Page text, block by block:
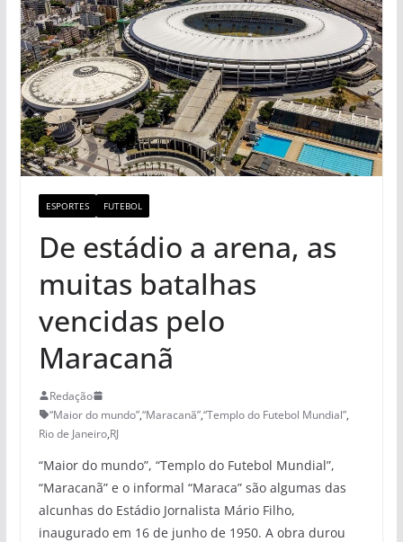
ESPORTES FUTEBOL
De estádio a arena, as
muitas batalhas
vencidas pelo
Maracanã
Redação
“Maior do mundo”,“Maracanã”,“Templo do Futebol Mundial”,
Rio de Janeiro,RJ
“Maior do mundo”, “Templo do Futebol Mundial”,
“Maracanã” e o informal “Maraca” são algumas das
alcunhas do Estádio Jornalista Mário Filho,
inaugurado em 16 de junho de 1950. A obra durou